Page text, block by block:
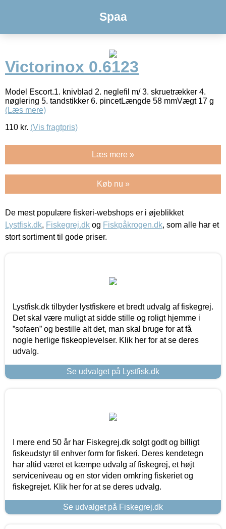
Spaa
Victorinox 0.6123
Model Escort.1. knivblad 2. neglefil m/ 3. skruetrækker 4.
nøglering 5. tandstikker 6. pincetLængde 58 mmVægt 17 g
(Læs mere)
110 kr. (Vis fragtpris)
Læs mere »
Køb nu »
De mest populære fiskeri-webshops er i øjeblikket
Lystfisk.dk, Fiskegrej.dk og Fiskpåkrogen.dk, som alle har et
stort sortiment til gode priser.
Lystfisk.dk tilbyder lystfiskere et bredt udvalg af fiskegrej.
Det skal være muligt at sidde stille og roligt hjemme i
”sofaen” og bestille alt det, man skal bruge for at få
nogle herlige fiskeoplevelser. Klik her for at se deres
udvalg.
Se udvalget på Lystfisk.dk
I mere end 50 år har Fiskegrej.dk solgt godt og billigt
fiskeudstyr til enhver form for fiskeri. Deres kendetegn
har altid været et kæmpe udvalg af fiskegrej, et højt
serviceniveau og en stor viden omkring fiskeriet og
fiskegrejet. Klik her for at se deres udvalg.
Se udvalget på Fiskegrej.dk